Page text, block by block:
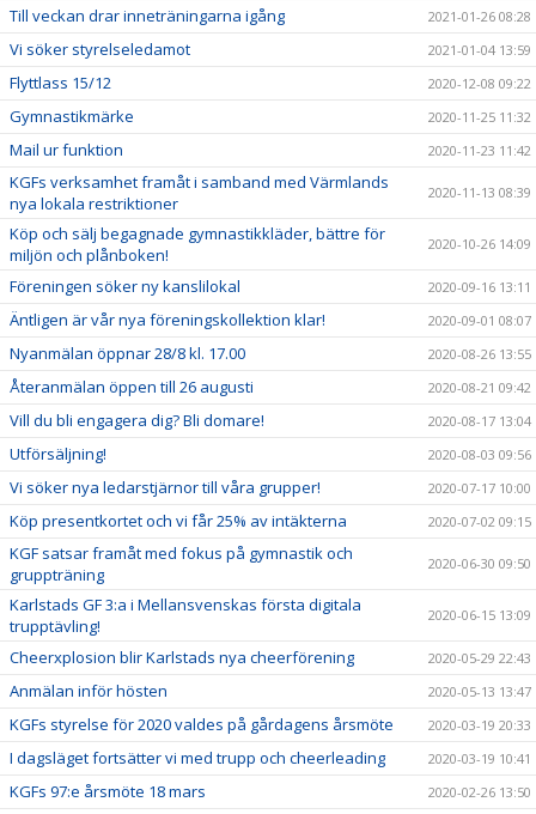
Till veckan drar inneträningarna igång 2021-01-26 08:28
Vi söker styrelseledamot 2021-01-04 13:59
Flyttlass 15/12 2020-12-08 09:22
Gymnastikmärke 2020-11-25 11:32
Mail ur funktion 2020-11-23 11:42
KGFs verksamhet framåt i samband med Värmlands
nya lokala restriktioner
2020-11-13 08:39
Köp och sälj begagnade gymnastikkläder, bättre för
miljön och plånboken!
2020-10-26 14:09
Föreningen söker ny kanslilokal 2020-09-16 13:11
Äntligen är vår nya föreningskollektion klar! 2020-09-01 08:07
Nyanmälan öppnar 28/8 kl. 17.00 2020-08-26 13:55
Återanmälan öppen till 26 augusti 2020-08-21 09:42
Vill du bli engagera dig? Bli domare! 2020-08-17 13:04
Utförsäljning! 2020-08-03 09:56
Vi söker nya ledarstjärnor till våra grupper! 2020-07-17 10:00
Köp presentkortet och vi får 25% av intäkterna 2020-07-02 09:15
KGF satsar framåt med fokus på gymnastik och
gruppträning
2020-06-30 09:50
Karlstads GF 3:a i Mellansvenskas första digitala
trupptävling!
2020-06-15 13:09
Cheerxplosion blir Karlstads nya cheerförening 2020-05-29 22:43
Anmälan inför hösten 2020-05-13 13:47
KGFs styrelse för 2020 valdes på gårdagens årsmöte 2020-03-19 20:33
I dagsläget fortsätter vi med trupp och cheerleading 2020-03-19 10:41
KGFs 97:e årsmöte 18 mars 2020-02-26 13:50